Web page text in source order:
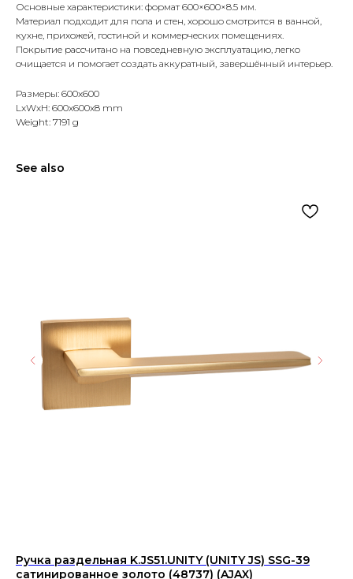
Основные характеристики: формат 600×600×8.5 мм.
Материал подходит для пола и стен, хорошо смотрится в ванной,
кухне, прихожей, гостиной и коммерческих помещениях.
Покрытие рассчитано на повседневную эксплуатацию, легко
очищается и помогает создать аккуратный, завершённый интерьер.
Размеры: 600x600
LxWxH: 600x600x8 mm
Weight: 7191 g
See also
Ручка раздельная K.JS51.UNITY (UNITY JS) SSG-39
сатинированное золото (48737) (AJAX)